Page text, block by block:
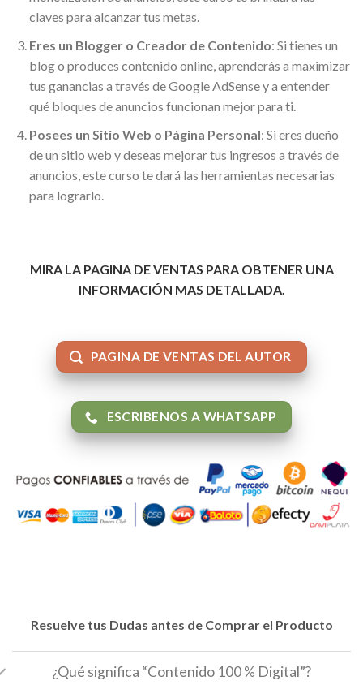
claves para alcanzar tus metas.
Eres un Blogger o Creador de Contenido: Si tienes un
blog o produces contenido online, aprenderás a maximizar
tus ganancias a través de Google AdSense y a entender
qué bloques de anuncios funcionan mejor para ti.
Posees un Sitio Web o Página Personal: Si eres dueño
de un sitio web y deseas mejorar tus ingresos a través de
anuncios, este curso te dará las herramientas necesarias
para lograrlo.
MIRA LA PAGINA DE VENTAS PARA OBTENER UNA
INFORMACIÓN MAS DETALLADA.
PAGINA DE VENTAS DEL AUTOR
ESCRIBENOS A WHATSAPP
Resuelve tus Dudas antes de Comprar el Producto
¿Qué significa “Contenido 100 % Digital”?